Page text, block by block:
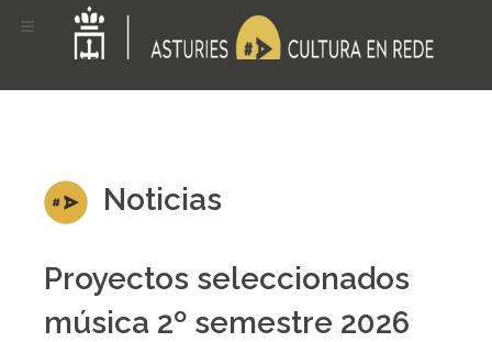
Noticias
Proyectos seleccionados
música 2º semestre 2026